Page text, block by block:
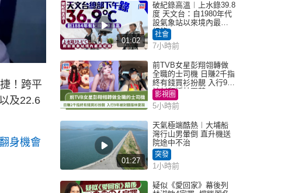
！跨平
及22.6
身機會
01:02
破紀錄高溫︱上水錄39.8
度 天文台：自1980年代
設氣象站以來境內最高
紀錄
社會
7小時前
前TVB女星彭翔翎轉做
全職的士司機 日賺2千指
終有錢買衫扮靚 入行9年
被封翻版林夏薇
影視圈
5小時前
01:27
天氣極端酷熱︱大埔船
灣行山男暈倒 直升機送
院途中不治
突發
1小時前
疑似《愛回家》幕後列